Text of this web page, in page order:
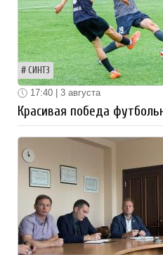
СИНТЗ
17:40 | 3 августа
Красивая победа